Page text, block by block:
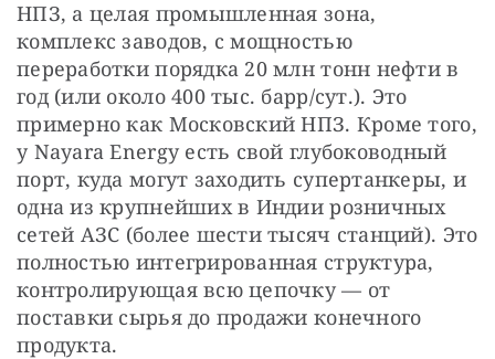
НПЗ, а целая промышленная зона,
комплекс заводов, с мощностью
переработки порядка 20 млн тонн нефти в
год (или около 400 тыс. барр/cут.). Это
примерно как Московский НПЗ. Кроме того,
у Nayara Energy есть свой глубоководный
порт, куда могут заходить супертанкеры, и
одна из крупнейших в Индии розничных
сетей АЗС (более шести тысяч станций). Это
полностью интегрированная структура,
контролирующая всю цепочку — от
поставки сырья до продажи конечного
продукта.